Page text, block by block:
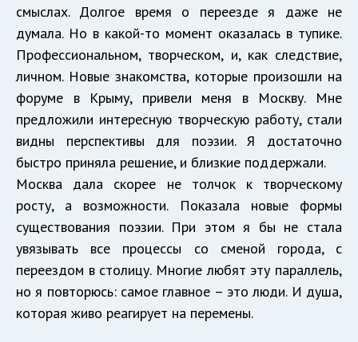
смыслах. Долгое время о переезде я даже не
думала. Но в какой-то момент оказалась в тупике.
Профессиональном, творческом, и, как следствие,
личном. Новые знакомства, которые произошли на
форуме в Крыму, привели меня в Москву. Мне
предложили интересную творческую работу, стали
видны перспективы для поэзии. Я достаточно
быстро приняла решение, и близкие поддержали.
Москва дала скорее не толчок к творческому
росту, а возможности. Показала новые формы
существования поэзии. При этом я бы не стала
увязывать все процессы со сменой города, с
переездом в столицу. Многие любят эту параллель,
но я повторюсь: самое главное – это люди. И душа,
которая живо реагирует на перемены.